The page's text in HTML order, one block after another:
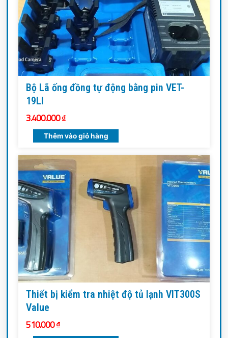
Bộ Lã ống đồng tự động bằng pin VET-
19LI
3.400.000₫
Thêm vào giỏ hàng
Thiết bị kiểm tra nhiệt độ tủ lạnh VIT300S
Value
510.000₫